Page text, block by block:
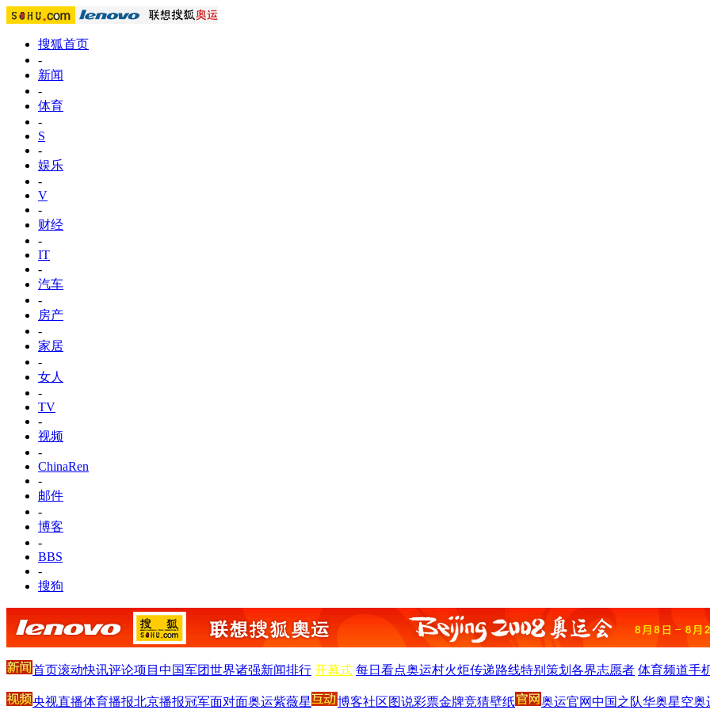
搜狐首页
-
新闻
-
体育
-
S
-
娱乐
-
V
-
财经
-
IT
-
汽车
-
房产
-
家居
-
女人
-
TV
-
视频
-
ChinaRen
-
邮件
-
博客
-
BBS
-
搜狗
首页滚动快讯评论项目 中国军团世界诸强新闻排行 开幕式 每日看点奥运村火炬传递路线特别策划 各界志愿者 体育频道手
央视直播体育播报北京播报冠军面对面奥运紫薇星 博客社区图说彩票金牌竞猜壁纸 奥运官网中国之队华奥星空奥